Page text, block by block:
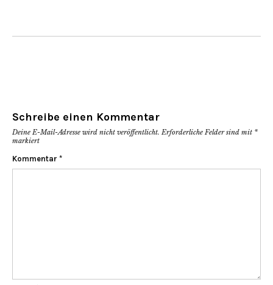
Schreibe einen Kommentar
Deine E-Mail-Adresse wird nicht veröffentlicht. Erforderliche Felder sind mit *
markiert
Kommentar *